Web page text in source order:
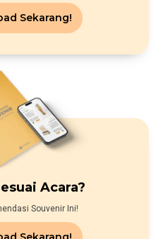
Sekarang!
Acara?
Souvenir Ini!